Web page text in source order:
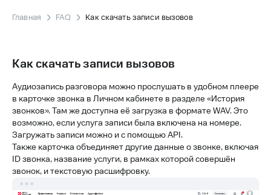
Главная FAQ Как скачать записи вызовов
Как скачать записи вызовов
Аудиозапись разговора можно прослушать в удобном плеере
в карточке звонка в Личном кабинете в разделе «История
звонков». Там же доступна её загрузка в формате WAV. Это
возможно, если услуга записи была включена на номере.
Загружать записи можно и с помощью API.
Также карточка объединяет другие данные о звонке, включая
ID звонка, название услуги, в рамках которой совершён
звонок, и текстовую расшифровку.